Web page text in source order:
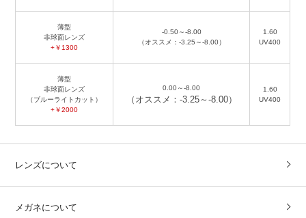
薄型
非球面レンズ
+￥1300
-0.50～-8.00
（オススメ：-3.25～-8.00）
1.60
UV400
薄型
非球面レンズ
（ブルーライトカット）
+￥2000
0.00～-8.00
（オススメ：-3.25～-8.00）
1.60
UV400
レンズについて
メガネについて